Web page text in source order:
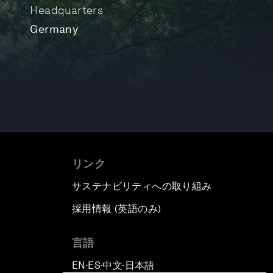
Headquarters
Germany
リンク
サステナビリティへの取り組み
採用情報 (英語のみ)
言語
EN ▪ES▪中文▪ 日本語